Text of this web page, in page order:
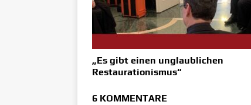
„Es gibt einen unglaublichen
Restaurationismus“
6 KOMMENTARE